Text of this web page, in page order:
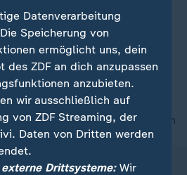
liegen, „aus 26 Spielern ein
sowohl auf als auch neben
Lili Engels mit Blick auf
nach oben
Datenverarbeitung
Speicherung von
ermöglicht uns, dein
des ZDF an dich anzupassen
anzubieten.
wir ausschließlich auf
von ZDF Streaming, der
Daten von Dritten werden
Drittsysteme:Wir